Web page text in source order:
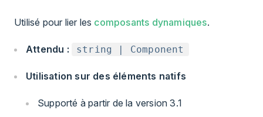
Utilisé pour lier les composants dynamiques.
Attendu : string | Component
Utilisation sur des éléments natifs
Supporté à partir de la version 3.1